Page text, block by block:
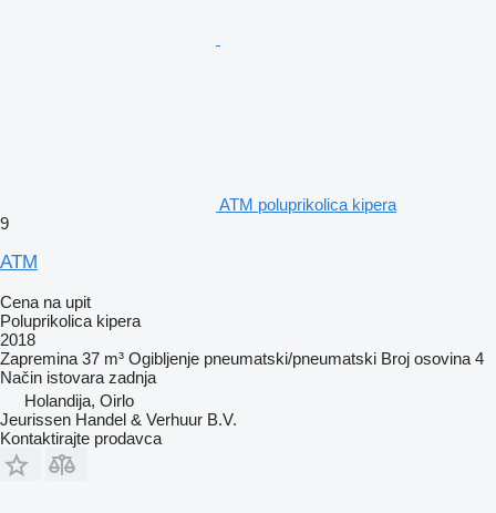
ATM poluprikolica kipera
9
ATM
Cena na upit
Poluprikolica kipera
2018
Zapremina 37 m³ Ogibljenje pneumatski/pneumatski Broj osovina 4
Način istovara zadnja
Holandija, Oirlo
Jeurissen Handel & Verhuur B.V.
Kontaktirajte prodavca